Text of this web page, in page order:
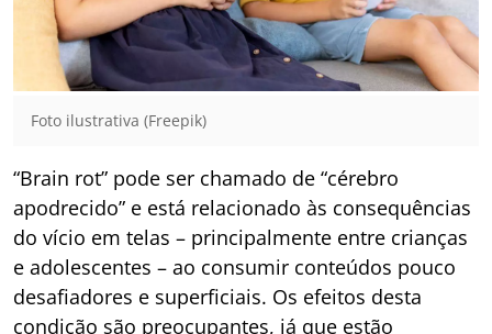
Foto ilustrativa (Freepik)
“Brain rot” pode ser chamado de “cérebro
apodrecido” e está relacionado às consequências
do vício em telas – principalmente entre crianças
e adolescentes – ao consumir conteúdos pouco
desafiadores e superficiais. Os efeitos desta
condição são preocupantes, já que estão